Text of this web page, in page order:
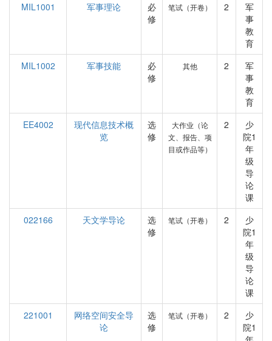
MIL1001 军事理论
必
修
笔试（开卷） 2
军
事
教
育
MIL1002
军事技能
必
修
其他 2
军
事
教
育
EE4002
现代信息技术概
览
选
修
大作业（论
文、报告、项
目或作品等）
2
少
院1
年
级
导
论
课
022166
天文学导论
选
修
笔试（开卷） 2
少
院1
年
级
导
论
课
221001
网络空间安全导
论
选
修
笔试（开卷） 2
少
院1